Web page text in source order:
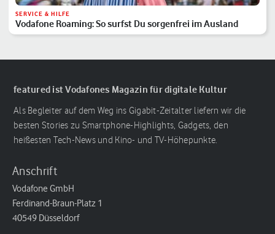
SERVICE & HILFE
Vodafone Roaming: So surfst Du sorgenfrei im Ausland
featured ist Vodafones Magazin für digitale Kultur
Als Begleiter auf dem Weg ins Gigabit-Zeitalter liefern wir die
besten Stories zu Smartphone-Highlights, Gadgets, den
heißesten Tech-News und Kino- und TV-Höhepunkte.
Anschrift
Vodafone GmbH
Ferdinand-Braun-Platz 1
40549 Düsseldorf